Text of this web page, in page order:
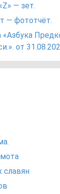
— зет.
— фототчёт.
«Азбука
от
славян